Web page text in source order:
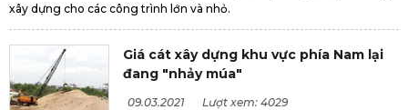
xây dựng cho các công trình lớn và nhỏ.
Giá cát xây dựng khu vực phía Nam lại
đang "nhảy múa"
09.03.2021
Lượt xem: 4029